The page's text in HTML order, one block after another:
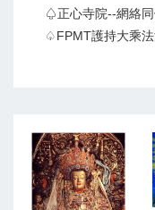
♤正心寺院--網絡
♤FPMT護持大乘